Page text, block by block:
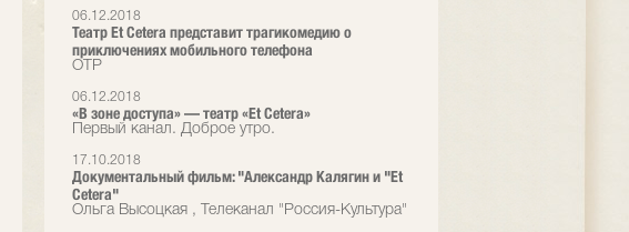
06.12.2018
Театр Et Cetera представит трагикомедию о
приключениях мобильного телефона
ОТР
06.12.2018
«В зоне доступа» — театр «Et Cetera»
Первый канал. Доброе утро.
17.10.2018
Документальный фильм: "Александр Калягин и "Et
Сetera"
Ольга Высоцкая , Телеканал "Россия-Культура"